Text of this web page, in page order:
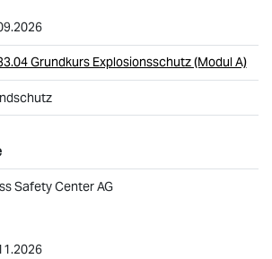
Grundkurs Explosionsschutz (Modul A)
Safety Center AG